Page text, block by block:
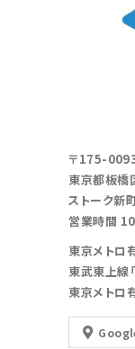
〒175-
東京都板
ストーク新
営業時間 10
東京メトロ
東武東上線
東京メトロ